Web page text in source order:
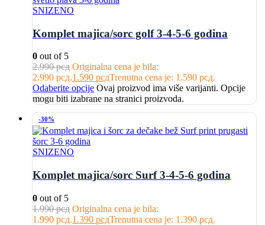
SNIZENO
Komplet majica/sorc golf 3-4-5-6 godina
0 out of 5
2.990рсд Originalna cena je bila:
2.990 рсд.1.590 рсдTrenutna cena je: 1.590 рсд.
Odaberite opcije Ovaj proizvod ima više varijanti. Opcije
mogu biti izabrane na stranici proizvoda.
-30%
SNIZENO
Komplet majica/sorc Surf 3-4-5-6 godina
0 out of 5
1.990рсд Originalna cena je bila:
1.990 рсд.1.390 рсдTrenutna cena je: 1.390 рсд.